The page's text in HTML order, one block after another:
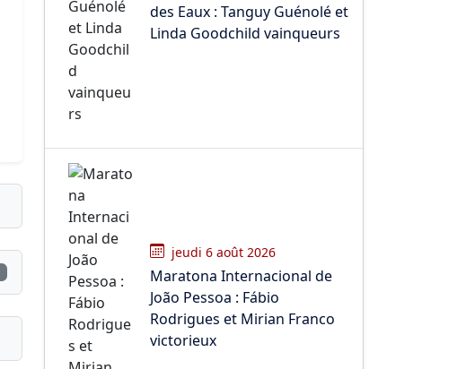
des Eaux : Tanguy Guénolé et
Linda Goodchild vainqueurs
jeudi 6 août 2026
Maratona Internacional de
João Pessoa : Fábio
Rodrigues et Mirian Franco
victorieux